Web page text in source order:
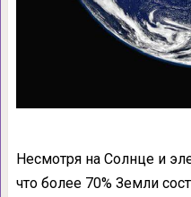
Несмотря на Солнце и
что более 70% Земли